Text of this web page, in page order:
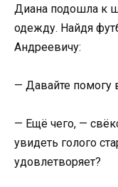
Диана подошла к
одежду. Найдя
Андреевичу:
— Давайте помогу
— Ещё чего, —
увидеть голого
удовлетворяет?